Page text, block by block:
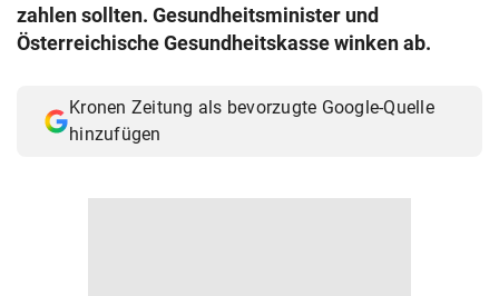
zahlen sollten. Gesundheitsminister und
Österreichische Gesundheitskasse winken ab.
Kronen Zeitung als bevorzugte Google-Quelle
hinzufügen